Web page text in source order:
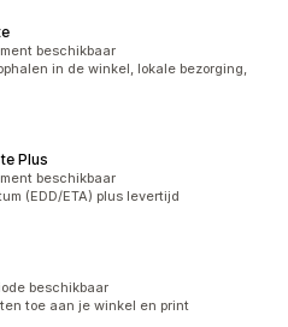
beschikbaar
in de winkel, lokale bezorging,
Plus
beschikbaar
(EDD/ETA) plus levertijd
beschikbaar
toe aan je winkel en print